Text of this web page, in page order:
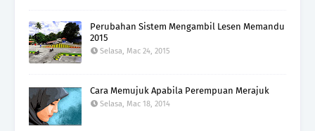
Perubahan Sistem Mengambil Lesen Memandu
2015
Selasa, Mac 24, 2015
Cara Memujuk Apabila Perempuan Merajuk
Selasa, Mac 18, 2014